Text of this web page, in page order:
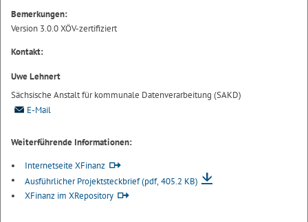
Bemerkungen:
Version 3.0.0 XÖV-zertifiziert
Kontakt:
Uwe Lehnert
Sächsische Anstalt für kommunale Datenverarbeitung (SAKD)
E-Mail
Weiterführende Informationen:
Internetseite XFinanz
Ausführlicher Projektsteckbrief(pdf, 405.2 KB)
XFinanz im XRepository